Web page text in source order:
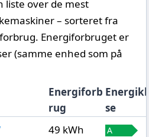
liste over de mest
– sorteret fra
Energiforbruget er
(samme enhed som på
Energiforb
rug
se
49 kWh